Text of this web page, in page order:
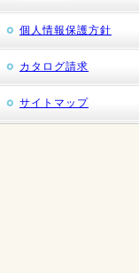
個人情報保護方針
カタログ請求
サイトマップ